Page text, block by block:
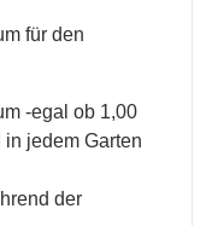
für den
-egal ob 1,00
in jedem Garten
der